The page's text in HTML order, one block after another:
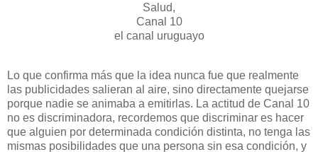
Salud,
Canal 10
el canal uruguayo
Lo que confirma más que la idea nunca fue que realmente
las publicidades salieran al aire, sino directamente quejarse
porque nadie se animaba a emitirlas. La actitud de Canal 10
no es discriminadora, recordemos que discriminar es hacer
que alguien por determinada condición distinta, no tenga las
mismas posibilidades que una persona sin esa condición, y